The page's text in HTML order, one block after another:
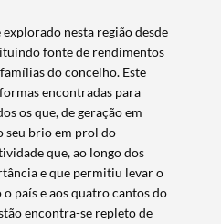
nesta região desde
fonte de rendimentos
do concelho. Este
encontradas para
os que, de geração em
seu brio em prol do
que, ao longo dos
e que permitiu levar o
país e aos quatro cantos do
encontra-se repleto de